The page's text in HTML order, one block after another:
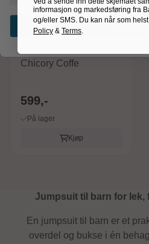
Karakter: 4.5 av 5
Bruse
Chicory Coffe
599,-
På lager
Kjøp
Jumpsuit til barn for lek,
En jumpsuit til barn er et
overdel og bukse i én
Bekreft
informasjon og markedsføring fra
og/eller SMS. Du kan når som
Policy & Terms.